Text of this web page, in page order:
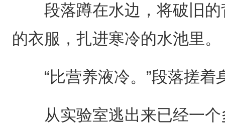
段落蹲在水边，将破旧的
的衣服，扎进寒冷的水池里。
“比营养液冷。”段落搓着
从实验室逃出来已经一个